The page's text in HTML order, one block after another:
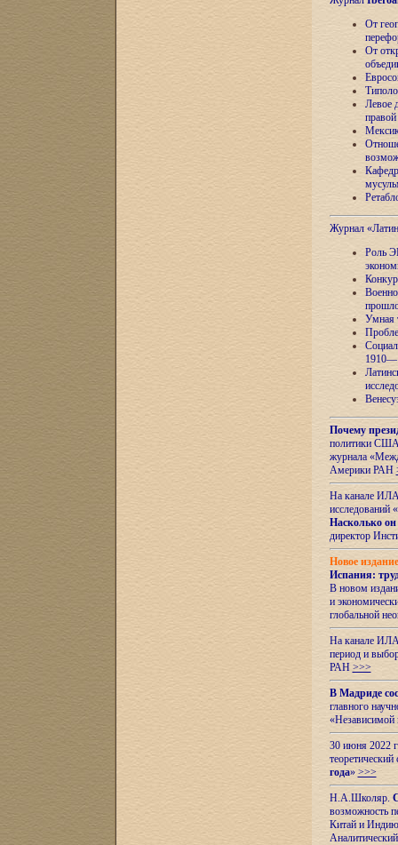
От
От
Левое
Журнал
Роль
Умная
Почему
политики США
журнала
Америки РАН
На канале ИЛА
исследований «
Насколько он
директор
Новое
Испания:
В новом
и
глобальной
На канале
период и
РАН >>>
В Мадриде
главного
«Независимой
30 июня 2022
года» >>>
Н.А.Школяр.
возможность
Китай и